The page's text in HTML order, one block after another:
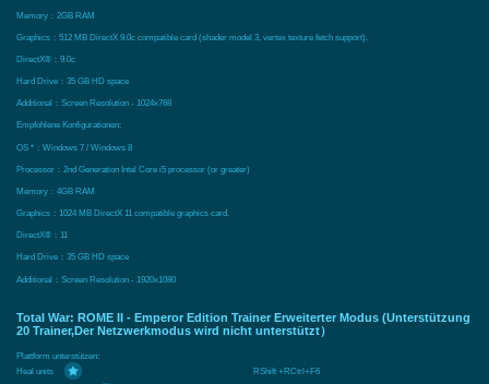
Memory：2GB RAM
Graphics：512 MB DirectX 9.0c compatible card (shader model 3, vertex texture fetch support).
DirectX®：9.0c
Hard Drive：35 GB HD space
Additional：Screen Resolution - 1024x768
Empfohlene Konfigurationen:
OS *：Windows 7 / Windows 8
Processor：2nd Generation Intel Core i5 processor (or greater)
Memory：4GB RAM
Graphics：1024 MB DirectX 11 compatible graphics card.
DirectX®：11
Hard Drive：35 GB HD space
Additional：Screen Resolution - 1920x1080
Total War: ROME II - Emperor Edition Trainer Erweiterter Modus (Unterstützung
20 Trainer,Der Netzwerkmodus wird nicht unterstützt）
Plattform unterstützen:
Heal units
RShift +RCtrl+F6